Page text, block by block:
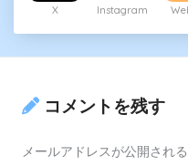
X Instagram
コメントを残す
メールアドレスが公開され